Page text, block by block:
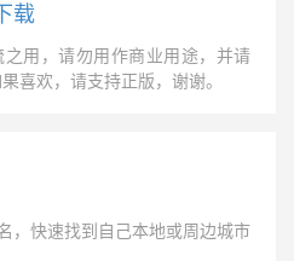
载
用，请勿用作商业用途，并请
喜欢，请支持正版，谢谢。
，快速找到自己本地或周边城市